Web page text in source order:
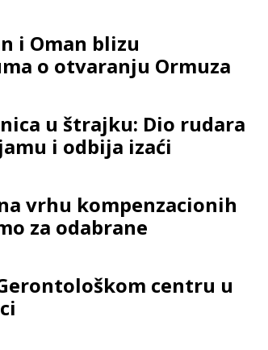
i Oman blizu
o otvaranju Ormuza
u štrajku: Dio rudara
i odbija izaći
vrhu kompenzacionih
za odabrane
centru u